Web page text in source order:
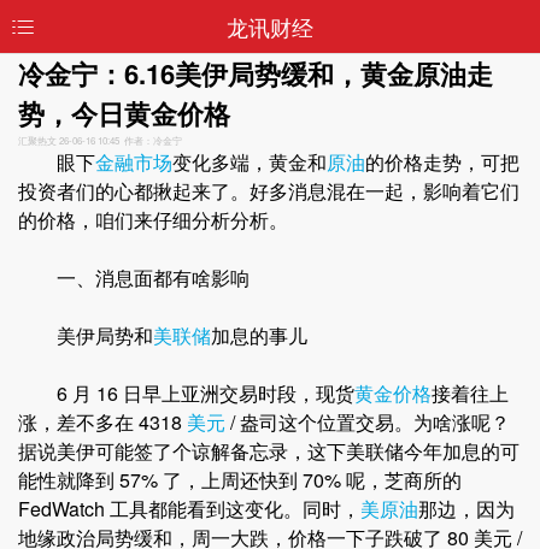
龙讯财经
冷金宁：6.16美伊局势缓和，黄金原油走
势，今日黄金价格
汇聚热文 26-06-16 10:45 作者：冷金宁
眼下金融市场变化多端，黄金和原油的价格走势，可把
投资者们的心都揪起来了。好多消息混在一起，影响着它们
的价格，咱们来仔细分析分析。
一、消息面都有啥影响
美伊局势和美联储加息的事儿
6 月 16 日早上亚洲交易时段，现货黄金价格接着往上
涨，差不多在 4318 美元 / 盎司这个位置交易。为啥涨呢？
据说美伊可能签了个谅解备忘录，这下美联储今年加息的可
能性就降到 57% 了，上周还快到 70% 呢，芝商所的
FedWatch 工具都能看到这变化。同时， 美原油那边，因为
地缘政治局势缓和，周一大跌，价格一下子跌破了 80 美元 /